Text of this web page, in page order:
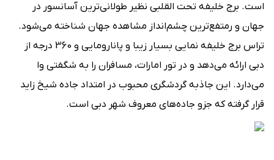
است. برج خلیفه تحت القلبی نظیر طولانی‌ترین آسانسور در
جهان و رمتفع‌ترین چشم‌انداز مشاهده جهان شناخته می‌شود.
تراس برج خلیفه نمایی بسیار زیبا و پانارومایی و 360 درجه از
دبی ارائه می‌دهد و در تور امارات، مسافران را به شگفتی وا
می‌دارد. این جاذبه گردشگری محبوب در امتداد جاده شیخ زاید
قرار گرفته که جزو جاده‌های معروف شهر دبی است.